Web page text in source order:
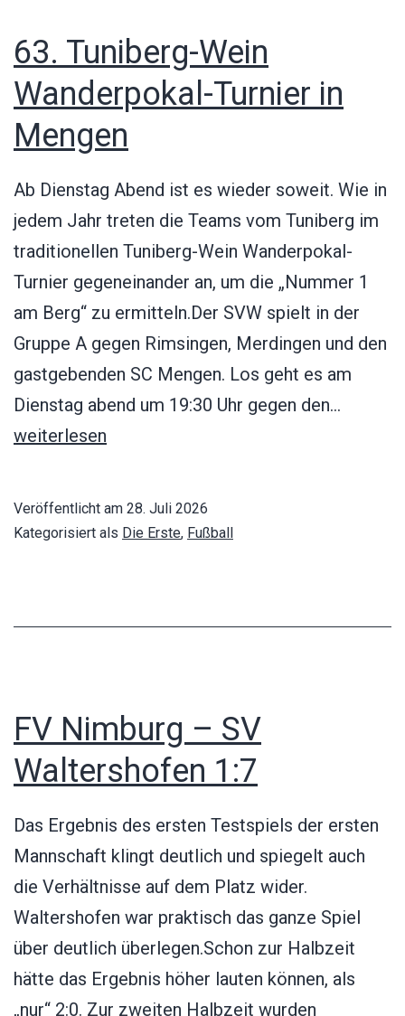
63. Tuniberg-Wein
Wanderpokal-Turnier in
Mengen
Ab Dienstag Abend ist es wieder soweit. Wie in
jedem Jahr treten die Teams vom Tuniberg im
traditionellen Tuniberg-Wein Wanderpokal-
Turnier gegeneinander an, um die „Nummer 1
am Berg“ zu ermitteln.Der SVW spielt in der
Gruppe A gegen Rimsingen, Merdingen und den
gastgebenden SC Mengen. Los geht es am
Dienstag abend um 19:30 Uhr gegen den…
weiterlesen
Veröffentlicht am 28. Juli 2026
Kategorisiert als Die Erste, Fußball
FV Nimburg – SV
Waltershofen 1:7
Das Ergebnis des ersten Testspiels der ersten
Mannschaft klingt deutlich und spiegelt auch
die Verhältnisse auf dem Platz wider.
Waltershofen war praktisch das ganze Spiel
über deutlich überlegen.Schon zur Halbzeit
hätte das Ergebnis höher lauten können, als
„nur“ 2:0. Zur zweiten Halbzeit wurden